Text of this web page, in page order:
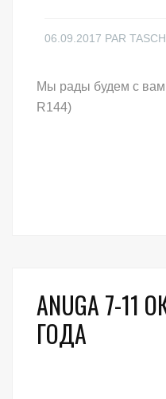
06.09.2017 PAR
Мы рады будем с
R144)
ANUGA 7-11
ГОДА